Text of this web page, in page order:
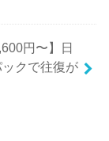
円〜】日
クで往復が